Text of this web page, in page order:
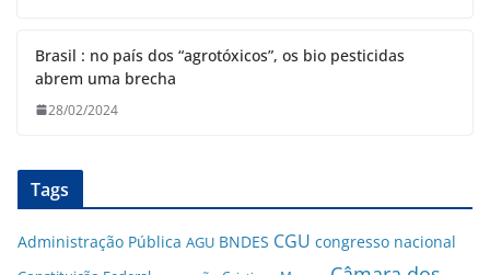
Brasil : no país dos “agrotóxicos”, os bio pesticidas
abrem uma brecha
28/02/2024
Tags
Administração Pública AGU BNDES CGU congresso nacional